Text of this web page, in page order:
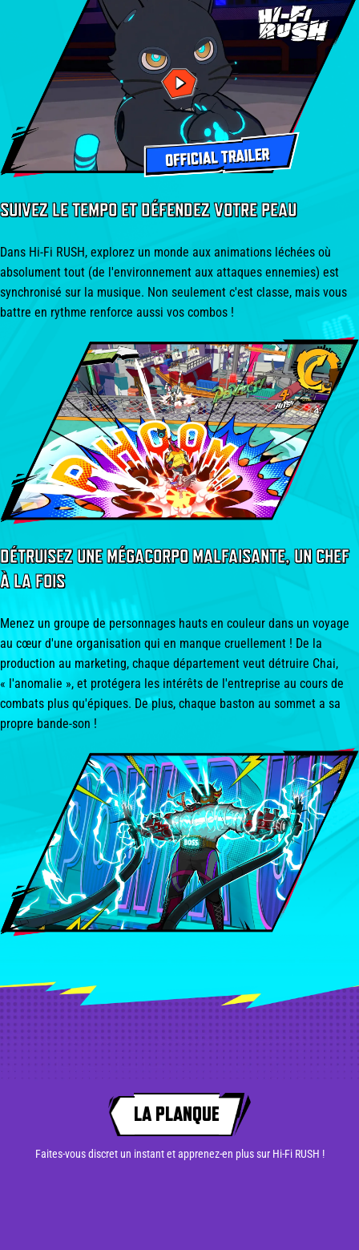
SUIVEZ LE TEMPO ET DÉFENDEZ VOTRE PEAU
Dans Hi-Fi RUSH, explorez un monde aux animations léchées où
absolument tout (de l'environnement aux attaques ennemies) est
synchronisé sur la musique. Non seulement c'est classe, mais vous
battre en rythme renforce aussi vos combos !
DÉTRUISEZ UNE MÉGACORPO MALFAISANTE, UN CHEF
À LA FOIS
Menez un groupe de personnages hauts en couleur dans un voyage
au cœur d'une organisation qui en manque cruellement ! De la
production au marketing, chaque département veut détruire Chai,
« l'anomalie », et protégera les intérêts de l'entreprise au cours de
combats plus qu'épiques. De plus, chaque baston au sommet a sa
propre bande-son !
LA PLANQUE
Faites-vous discret un instant et apprenez-en plus sur Hi-Fi RUSH !